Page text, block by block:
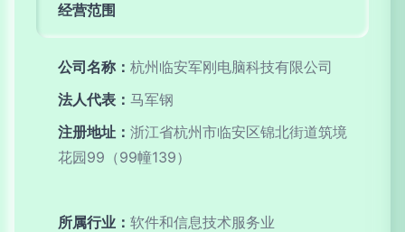
经营范围
公司名称： 杭州临安军刚电脑科技有限公司
法人代表： 马军钢
注册地址： 浙江省杭州市临安区锦北街道筑境
花园99（99幢139）
所属行业： 软件和信息技术服务业